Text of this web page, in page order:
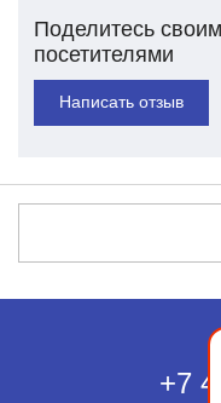
Поделитесь
посетителями
Написать отзыв
+7